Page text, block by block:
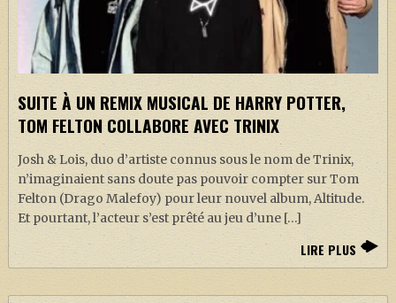
SUITE À UN REMIX MUSICAL DE HARRY POTTER,
TOM FELTON COLLABORE AVEC TRINIX
Josh & Lois, duo d’artiste connus sous le nom de Trinix,
n’imaginaient sans doute pas pouvoir compter sur Tom
Felton (Drago Malefoy) pour leur nouvel album, Altitude.
Et pourtant, l’acteur s’est prêté au jeu d’une […]
LIRE PLUS